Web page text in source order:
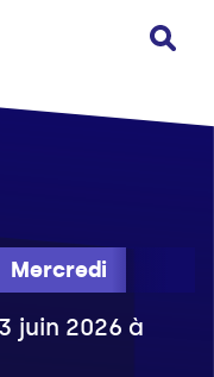
Mercredi
juin 2026 à